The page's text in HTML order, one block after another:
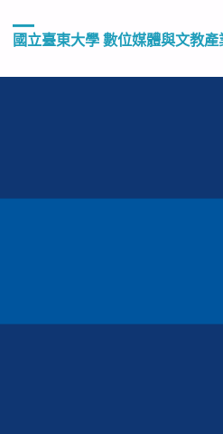
國立臺東大學 數位媒體與文教產